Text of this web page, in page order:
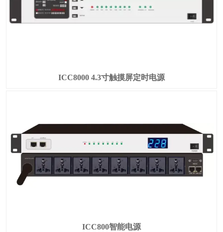
ICC8000 4.3寸触摸屏定时电源
ICC800智能电源